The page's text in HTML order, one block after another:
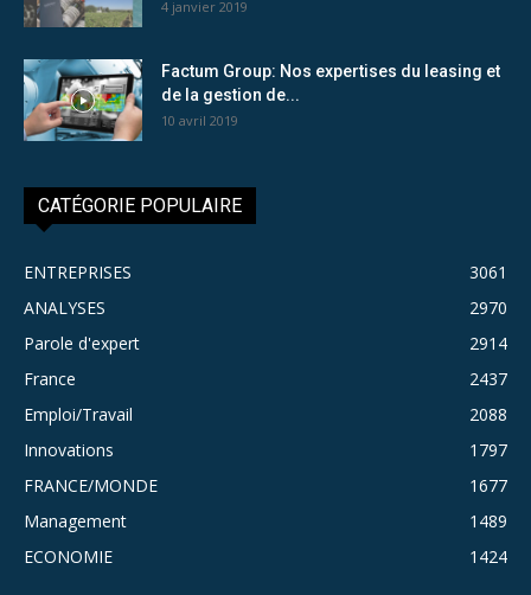
4 janvier 2019
Factum Group: Nos expertises du leasing et
de la gestion de...
10 avril 2019
CATÉGORIE POPULAIRE
ENTREPRISES
3061
ANALYSES
2970
Parole d'expert
2914
France
2437
Emploi/Travail
2088
Innovations
1797
FRANCE/MONDE
1677
Management
1489
ECONOMIE
1424